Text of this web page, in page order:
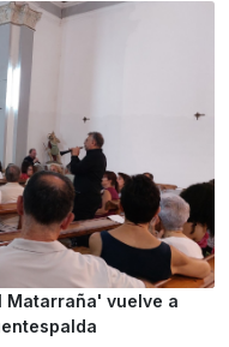
Matarraña' vuelve a